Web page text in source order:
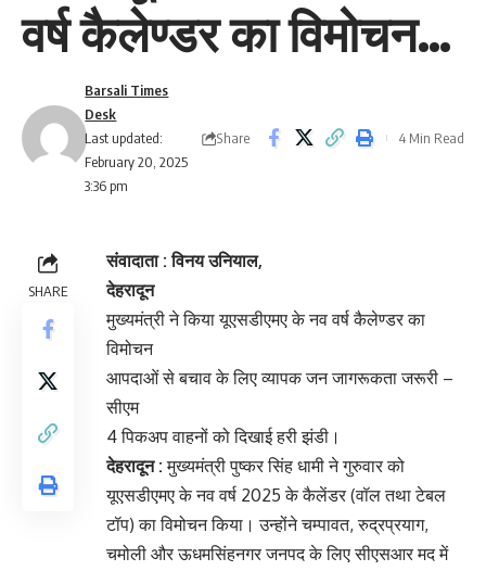
वर्ष कैलेण्डर का विमोचन…
Last updated:
February 20, 2025
3:36 pm
Barsali Times
Desk
Share
4 Min Read
SHARE
संवादाता : विनय उनियाल,
देहरादून
मुख्यमंत्री ने किया यूएसडीएमए के नव वर्ष कैलेण्डर का
विमोचन
आपदाओं से बचाव के लिए व्यापक जन जागरूकता जरूरी –
सीएम
4 पिकअप वाहनों को दिखाई हरी झंडी।
देहरादून :मुख्यमंत्री पुष्कर सिंह धामी ने गुरुवार को
यूएसडीएमए के नव वर्ष 2025 के कैलेंडर (वॉल तथा टेबल
टॉप) का विमोचन किया। उन्होंने चम्पावत, रुद्रप्रयाग,
चमोली और ऊधमसिंहनगर जनपद के लिए सीएसआर मद में